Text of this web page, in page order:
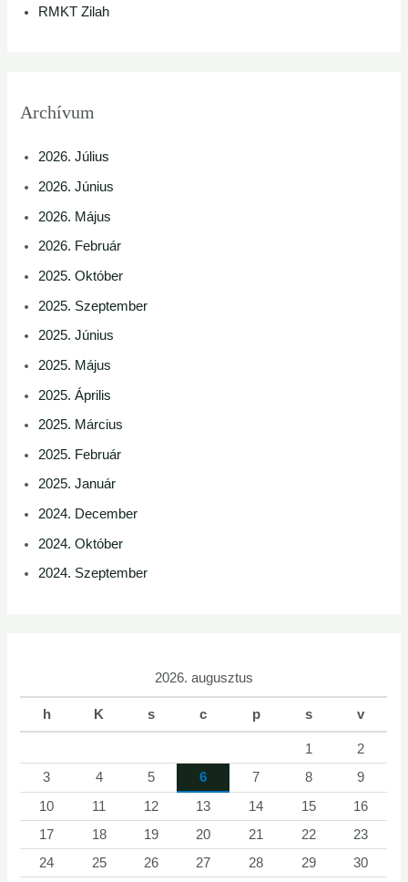
RMKT Zilah
Archívum
2026. Július
2026. Június
2026. Május
2026. Február
2025. Október
2025. Szeptember
2025. Június
2025. Május
2025. Április
2025. Március
2025. Február
2025. Január
2024. December
2024. Október
2024. Szeptember
2026. augusztus
h K s c p s v
1
2
3
4 5 6 7 8
9
10
11 12 13 14 15
16
17
18 19 20 21 22
23
24
25 26 27 28 29
30